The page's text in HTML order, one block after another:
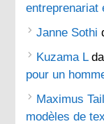
entreprenariat
Janne Sothi
Kuzama L
pour un
Maximus
modèles de